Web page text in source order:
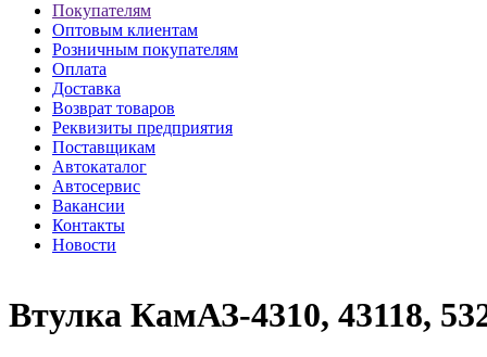
Покупателям
Оптовым клиентам
Розничным покупателям
Оплата
Доставка
Возврат товаров
Реквизиты предприятия
Поставщикам
Автокаталог
Автосервис
Вакансии
Контакты
Новости
Втулка КамАЗ-4310, 43118,